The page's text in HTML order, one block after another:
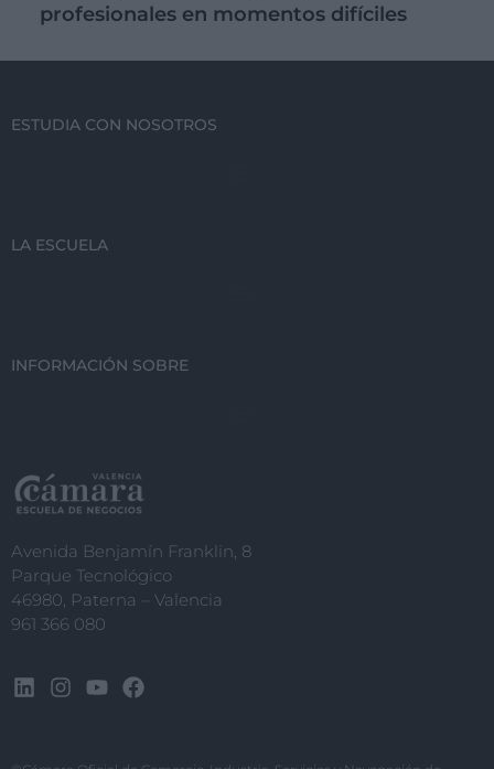
profesionales en momentos difíciles
ESTUDIA CON NOSOTROS
LA ESCUELA
INFORMACIÓN SOBRE
Avenida Benjamín Franklin, 8
Parque Tecnológico
46980, Paterna – Valencia
961 366 080